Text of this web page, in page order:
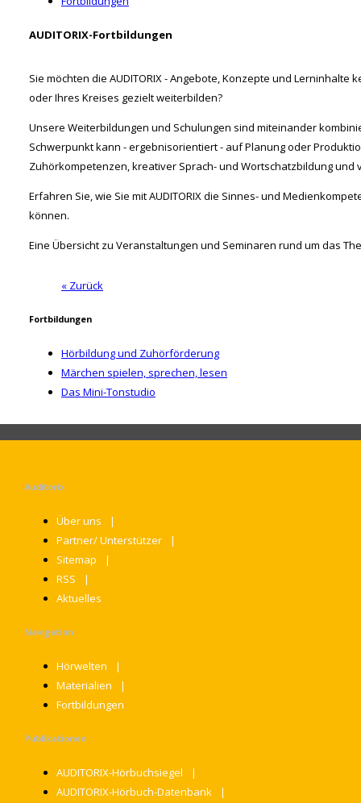
AUDITORIX-Fortbildungen
Sie möchten die AUDITORIX - Angebote, Konzepte und
oder Ihres Kreises gezielt weiterbilden?
Unsere Weiterbildungen und Schulungen sind miteinander
Schwerpunkt kann - ergebnisorientiert - auf Planung oder
Zuhörkompetenzen, kreativer Sprach- und Wortschatzbildung und
Erfahren Sie, wie Sie mit AUDITORIX die Sinnes- und
können.
Eine Übersicht zu Veranstaltungen und Seminaren rund um das
« Zurück
Fortbildungen
Hörbildung und Zuhörförderung
Märchen spielen, sprechen, lesen
Das Mini-Tonstudio
Auditorix
Über uns
Partner/ Unterstützer
Sitemap
RSS
Aktuelles
Navigation
Hörwelten
Materialien
Fortbildungen
Publikationen
AUDITORIX-Hörbuchsiegel
AUDITORIX-Hörbuch-Datenbank